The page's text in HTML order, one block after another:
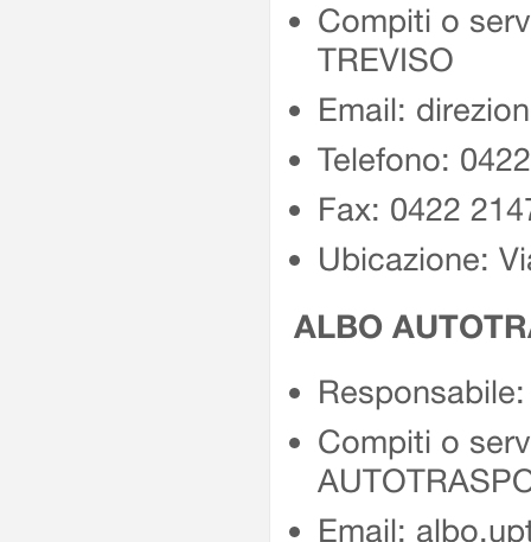
Compiti o
TREVISO
Email:
Telefono:
Fax: 0422
Ubicazione:
ALBO
Compiti o
Email: